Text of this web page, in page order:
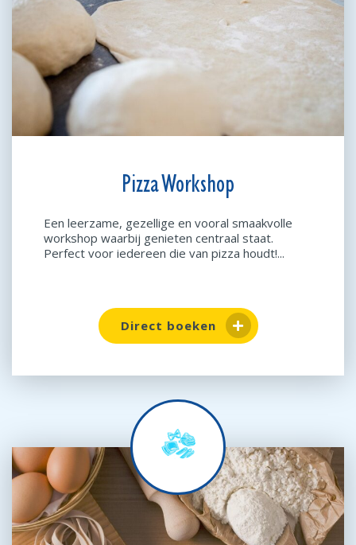
Pizza Workshop
Een leerzame, gezellige en vooral smaakvolle
workshop waarbij genieten centraal staat.
Perfect voor iedereen die van pizza houdt!...
Direct boeken